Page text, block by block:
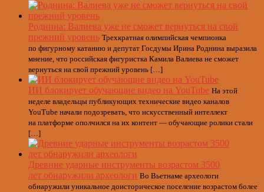
Роднина: Валиева уже не сможет вернуться на свой
прежний уровень Трехкратная олимпийская чемпионка
по фигурному катанию и депутат Госдумы Ирина Роднина выразила
мнение, что российская фигуристка Камила Валиева не сможет
вернуться на свой прежний уровень […]
ИИ блокирует обучающие видео на YouTube На этой
неделе владельцы публикующих технические видео каналов
YouTube начали подозревать, что искусственный интеллект
на платформе ополчился на их контент — обучающие ролики стали
[…]
Древние ударные инструменты возрастом 3500
лет обнаружили археологи Во Вьетнаме археологи
обнаружили уникальное доисторическое поселение возрастом более